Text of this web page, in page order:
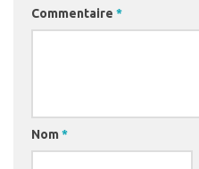
Commentaire *
Nom *